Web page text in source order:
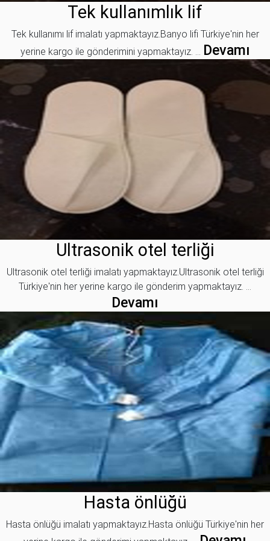
Tek kullanımlık lif
Tek kullanımı lif imalatı yapmaktayız.Banyo lifi Türkiye'nin her
yerine kargo ile gönderimini yapmaktayız. ... Devamı
Ultrasonik otel terliği
Ultrasonik otel terliği imalatı yapmaktayız.Ultrasonik otel terliği
Türkiye'nin her yerine kargo ile gönderim yapmaktayız. ...
Devamı
Hasta önlüğü
Hasta önlüğü imalatı yapmaktayız.Hasta önlüğü Türkiye'nin her